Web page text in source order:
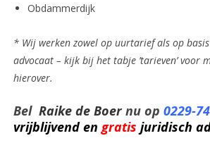
Obdammerdijk
* Wij werken zowel op uurtarief als op
advocaat – kijk bij het tabje ’tarieven’ voor
hierover.
Bel Raike de Boer nu op 0229-
vrijblijvend en gratis juridisch